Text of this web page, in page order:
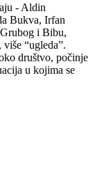
- Aldin
Bukva, Irfan
i Bibu,
“ugleda”.
društvo, počinje
u kojima se